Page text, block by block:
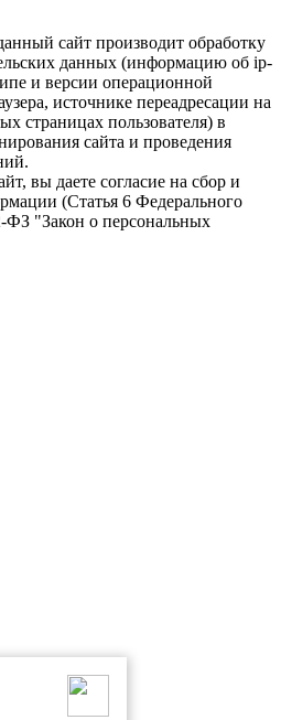
сайт производит обработку
данных (информацию об ip-
и версии операционной
источнике переадресации на
страницах пользователя) в
сайта и проведения
вы даете согласие на сбор и
(Статья 6 Федерального
ФЗ "Закон о персональных